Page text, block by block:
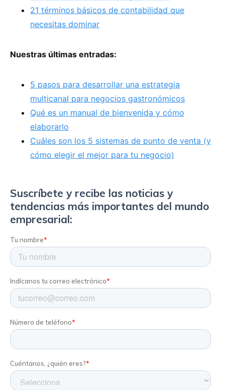
21 términos básicos de contabilidad que
necesitas dominar
Nuestras últimas entradas:
5 pasos para desarrollar una estrategia
multicanal para negocios gastronómicos
Qué es un manual de bienvenida y cómo
elaborarlo
Cuáles son los 5 sistemas de punto de venta (y
cómo elegir el mejor para tu negocio)